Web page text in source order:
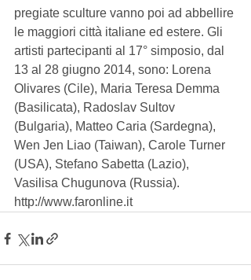
pregiate sculture vanno poi ad abbellire
le maggiori città italiane ed estere. Gli
artisti partecipanti al 17° simposio, dal
13 al 28 giugno 2014, sono: Lorena
Olivares (Cile), Maria Teresa Demma
(Basilicata), Radoslav Sultov
(Bulgaria), Matteo Caria (Sardegna),
Wen Jen Liao (Taiwan), Carole Turner
(USA), Stefano Sabetta (Lazio),
Vasilisa Chugunova (Russia).
http://www.faronline.it